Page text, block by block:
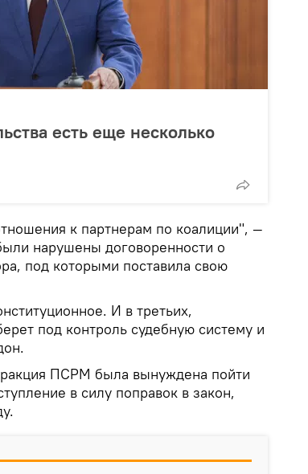
есть еще несколько
к партнерам по коалиции", —
нарушены договоренности о
под которыми поставила свою
И в третьих,
под контроль судебную систему и
ПСРМ была вынуждена пойти
в силу поправок в закон,